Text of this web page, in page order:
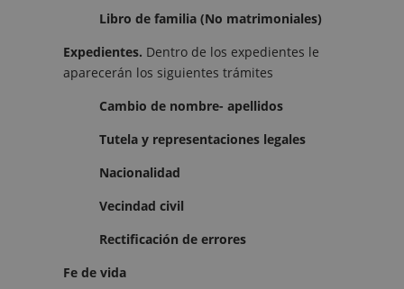
Libro de familia (No matrimoniales)
Expedientes. Dentro de los expedientes le
aparecerán los siguientes trámites
Cambio de nombre- apellidos
Tutela y representaciones legales
Nacionalidad
Vecindad civil
Rectificación de errores
Fe de vida